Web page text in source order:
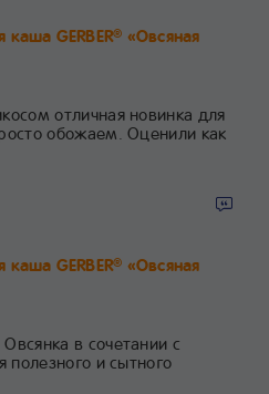
GERBER® «Овсяная
отличная новинка для
обожаем. Оценили как
GERBER® «Овсяная
в сочетании с
полезного и сытного